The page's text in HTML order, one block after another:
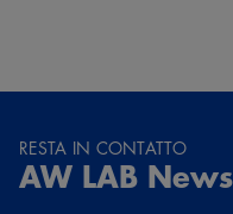
RESTA IN CONTATTO
AW LAB